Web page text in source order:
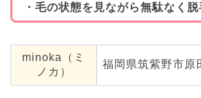
・毛の状態を見ながら無駄なく脱
minoka（ミ
ノカ）
福岡県筑紫野市原